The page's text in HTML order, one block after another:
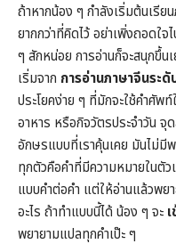
ถ้าหากน้อง ๆ กำลังเริ่มต้นเรีย
ยากกว่าที่คิดไว้ อย่าเพิ่งถอดใจ
ๆ สักหน่อย การอ่านก็จะสนุกขึ้นเ
เริ่มจาก การอ่านภาษาจีนระ
ประโยคง่าย ๆ ที่มักจะใช้คำศัพ
อาหาร หรือกิจวัตรประจำวัน จุ
อักษรแบบที่เราคุ้นเคย มันไม่มี
ทุกตัวคือคำที่มีความหมายในตัว
แบบคำต่อคำ แต่ให้อ่านแล้วพย
อะไร ถ้าทำแบบนี้ได้ น้อง ๆ จะ
พยายามแปลทุกคำเป๊ะ ๆ